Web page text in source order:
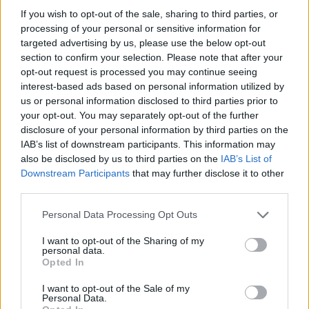
If you wish to opt-out of the sale, sharing to third parties, or
processing of your personal or sensitive information for
targeted advertising by us, please use the below opt-out
section to confirm your selection. Please note that after your
opt-out request is processed you may continue seeing
interest-based ads based on personal information utilized by
us or personal information disclosed to third parties prior to
your opt-out. You may separately opt-out of the further
disclosure of your personal information by third parties on the
IAB’s list of downstream participants. This information may
also be disclosed by us to third parties on the IAB’s List of
Downstream Participants that may further disclose it to other
Personal Data Processing Opt Outs
I want to opt-out of the Sharing of my
personal data.
Opted In
I want to opt-out of the Sale of my
Personal Data.
предизвикателство!
Кобрелия
Отговори:
0
Актуализация на фермерския
магазин
Каспаретка
Отговори:
2 22.7.26
Известие Основна ферма - нововъведения
mushnu4ka
Известие Почисти праха
Отговори:
0 15.7.26
Актуализация на магазина на
Фермера
Отговори:
5 8.7.26
–divane- ... 2
Отговори: 27
Отговори:
3 1.7.26